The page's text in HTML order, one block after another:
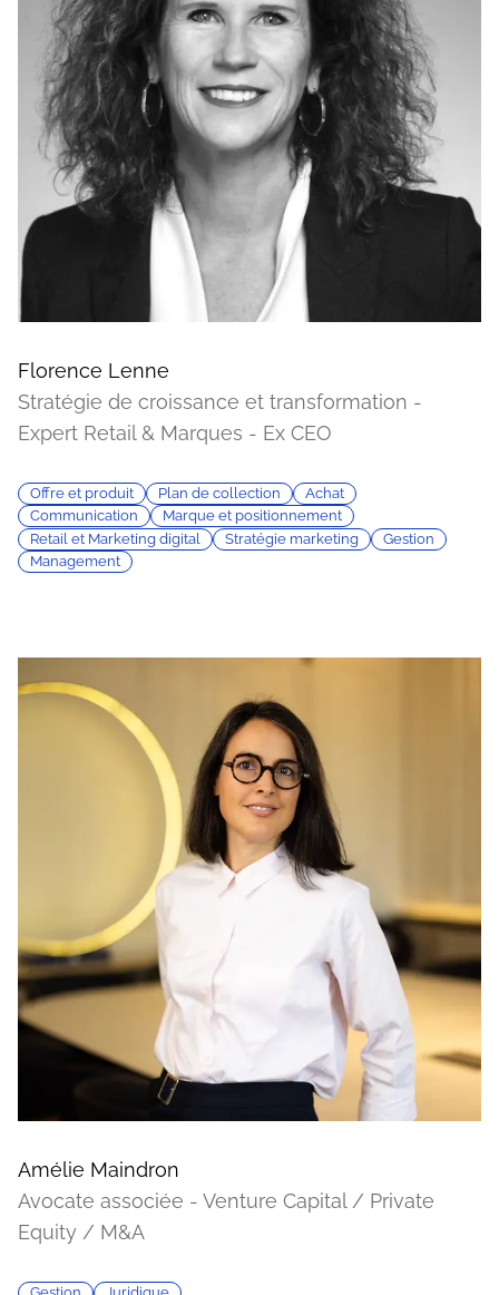
Florence Lenne
Stratégie de croissance et transformation -
Expert Retail & Marques - Ex CEO
Offre et produit Plan de collection
Achat
Communication
Marque et positionnement
Retail et Marketing digital
Stratégie marketing
Gestion
Management
Amélie Maindron
Avocate associée - Venture Capital / Private
Equity / M&A